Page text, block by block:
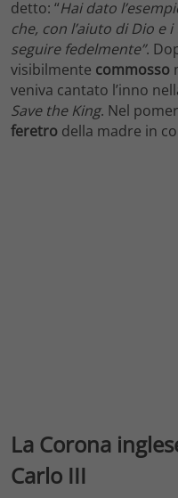
detto: “Hai dato
che, con l’aiuto di Dio e
seguire fedelmente”.
visibilmente commosso
veniva cantato l’inno
Save the King. Nel
feretro della madre in
La Corona
Carlo III